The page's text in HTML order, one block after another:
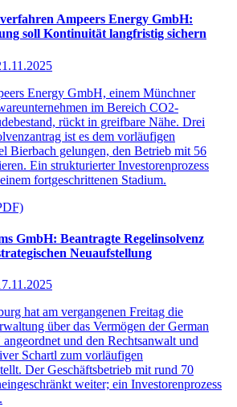
Ampeers Energy GmbH:
soll Kontinuität langfristig sichern
Energy GmbH, einem Münchner
im Bereich CO2-
rückt in greifbare Nähe. Drei
ist es dem vorläufigen
Bierbach gelungen, den Betrieb mit 56
Ein strukturierter Investorenprozess
fortgeschrittenen Stadium.
GmbH: Beantragte Regelinsolvenz
Neuaufstellung
hat am vergangenen Freitag die
über das Vermögen der German
und den Rechtsanwalt und
Schartl zum vorläufigen
Der Geschäftsbetrieb mit rund 70
weiter; ein Investorenprozess